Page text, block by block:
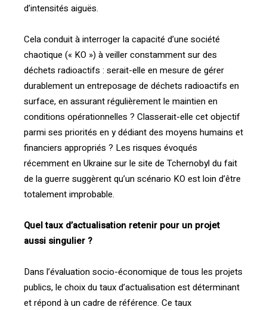
d’intensités aiguës.
Cela conduit à interroger la capacité d’une société
chaotique (« KO ») à veiller constamment sur des
déchets radioactifs : serait-elle en mesure de gérer
durablement un entreposage de déchets radioactifs en
surface, en assurant régulièrement le maintien en
conditions opérationnelles ? Classerait-elle cet objectif
parmi ses priorités en y dédiant des moyens humains et
financiers appropriés ? Les risques évoqués
récemment en Ukraine sur le site de Tchernobyl du fait
de la guerre suggèrent qu’un scénario KO est loin d’être
totalement improbable.
Quel taux d’actualisation retenir pour un projet
aussi singulier ?
Dans l’évaluation socio-économique de tous les projets
publics, le choix du taux d’actualisation est déterminant
et répond à un cadre de référence. Ce taux